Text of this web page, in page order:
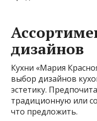
дизайнов
Кухни «Мария
выбор дизайнов
эстетику.
традиционную или
что предложить.